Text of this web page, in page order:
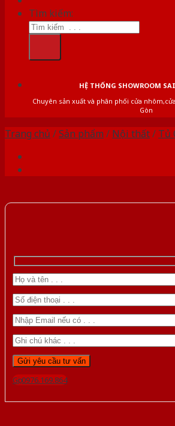
Tìm kiếm:
HỆ THỐNG SHOWROOM
Chuyên sản xuất và phân phối cửa
Gòn
Trang chủ /Sản phẩm / Nội thất/ Tủ
Gọi 0976.169.864